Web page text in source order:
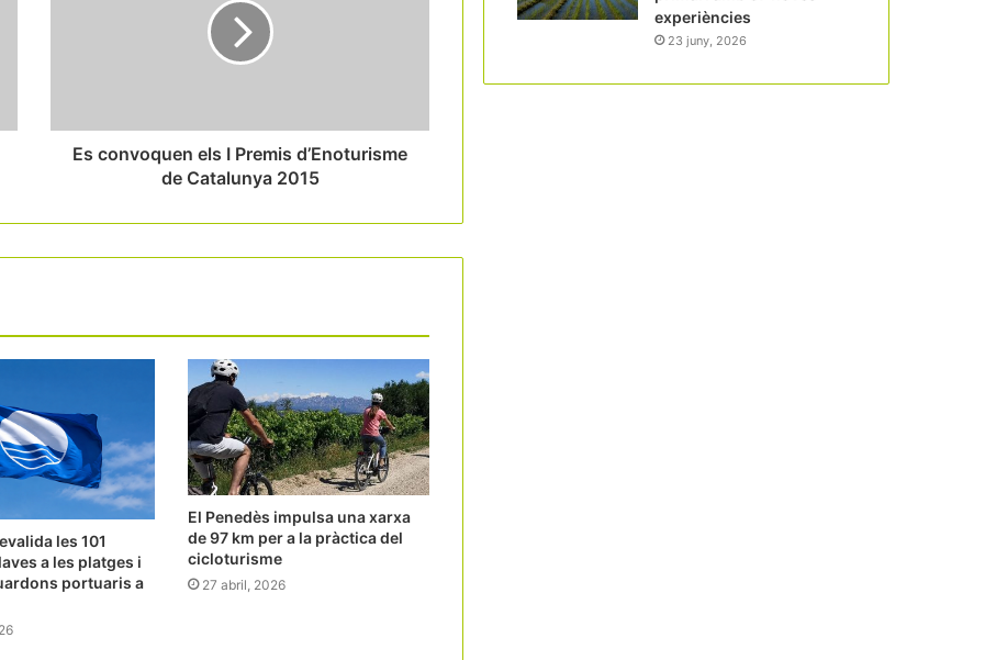
visitants en una dècada
Eivissa crida el sector a adherir-se al
Es convoquen els I Premis d’Enoturisme
de Catalunya 2015
les 101
a les platges i
portuaris a
El Penedès impulsa una xarxa
de 97 km per a la pràctica del
cicloturisme
27 abril, 2026
experiències
23 juny, 2026